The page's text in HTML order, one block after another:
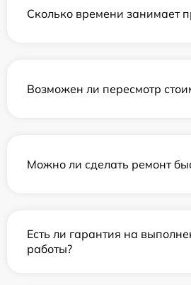
Сколько времени занимает
Возможен ли пересмотр
Можно ли сделать ремонт
Есть ли гарантия на
работы?